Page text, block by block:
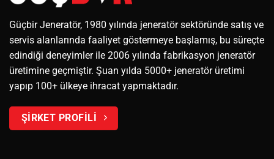
Güçbir Jeneratör, 1980 yılında jeneratör sektöründe satış ve
servis alanlarında faaliyet göstermeye başlamış, bu süreçte
edindiği deneyimler ile 2006 yılında fabrikasyon jeneratör
üretimine geçmiştir. Şuan yılda 5000+ jeneratör üretimi
yapıp 100+ ülkeye ihracat yapmaktadır.
ŞİRKET PROFİLİ